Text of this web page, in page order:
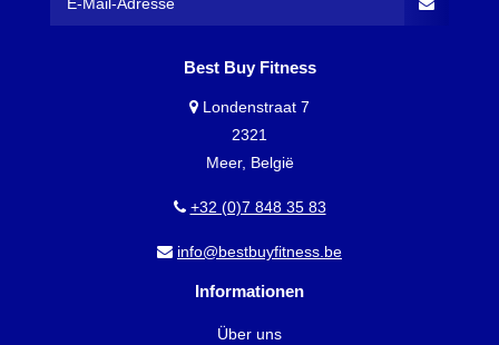
Best Buy Fitness
Londenstraat 7
2321
Meer, België
+32 (0)7 848 35 83
info@bestbuyfitness.be
Informationen
Über uns